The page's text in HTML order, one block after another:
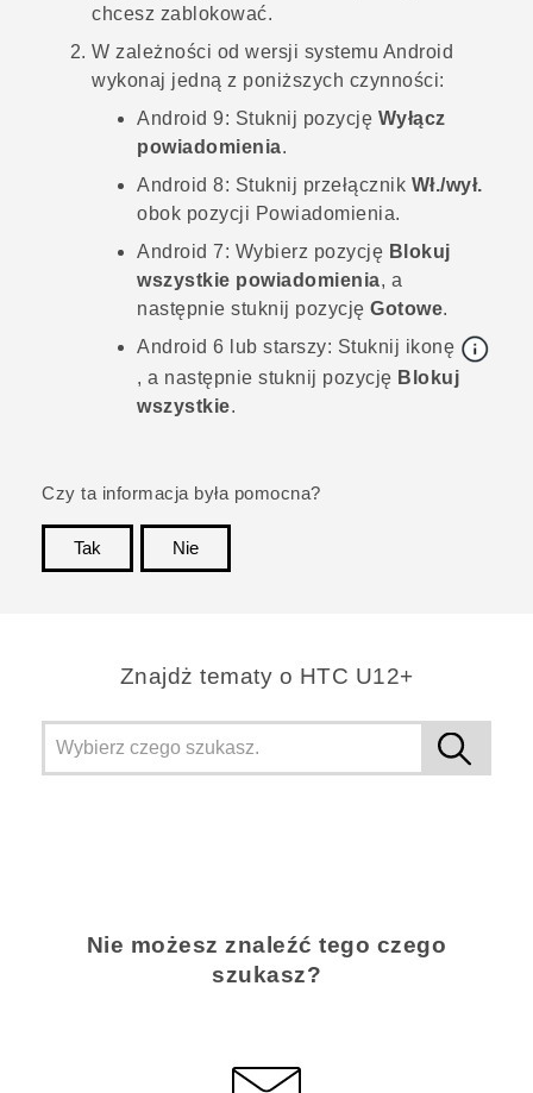
chcesz zablokować.
W zależności od wersji systemu Android
wykonaj jedną z poniższych czynności:
Android 9: Stuknij pozycję Wyłącz
powiadomienia.
Android 8: Stuknij przełącznik Wł./wył.
obok pozycji Powiadomienia.
Android 7: Wybierz pozycję Blokuj
wszystkie powiadomienia, a
następnie stuknij pozycję Gotowe.
Android 6 lub starszy: Stuknij ikonę
, a następnie stuknij pozycję Blokuj
wszystkie.
Czy ta informacja była pomocna?
Tak
Nie
Znajdż tematy o HTC U12+
Nie możesz znaleźć tego czego
szukasz?